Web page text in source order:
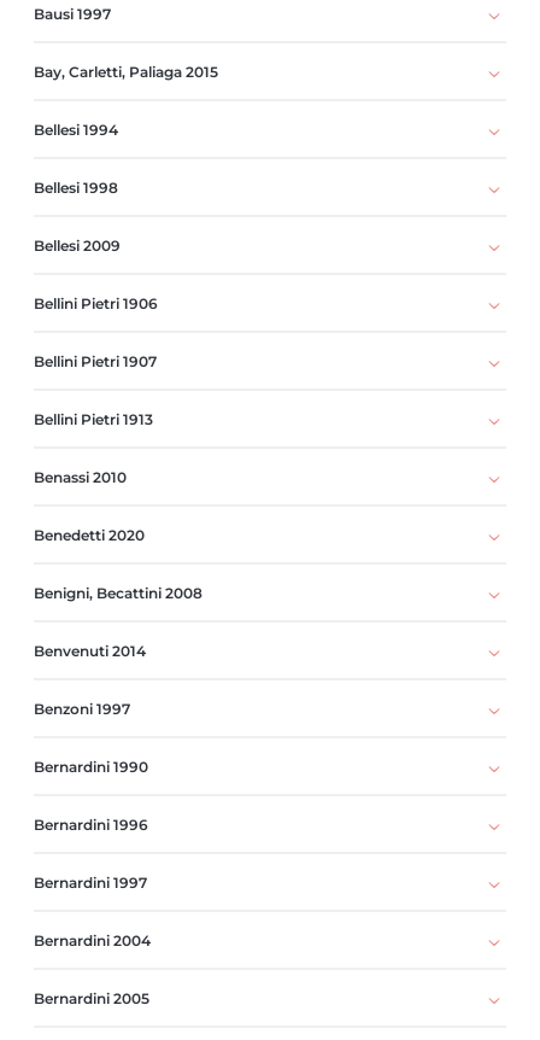
Bausi 1997
Bay, Carletti, Paliaga 2015
Bellesi 1994
Bellesi 1998
Bellesi 2009
Bellini Pietri 1906
Bellini Pietri 1907
Bellini Pietri 1913
Benassi 2010
Benedetti 2020
Benigni, Becattini 2008
Benvenuti 2014
Benzoni 1997
Bernardini 1990
Bernardini 1996
Bernardini 1997
Bernardini 2004
Bernardini 2005